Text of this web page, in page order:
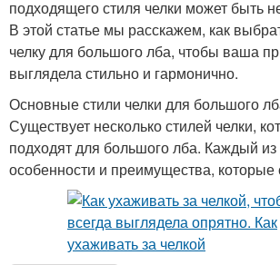
подходящего стиля челки может быть
В этой статье мы расскажем, как
челку для большого лба, чтобы ваша
выглядела стильно и гармонично.
Основные стили челки для большого
Существует несколько стилей челки,
подходят для большого лба. Каждый из
особенности и преимущества, которые